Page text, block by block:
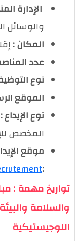
الإدارة
والوسائل
المكان :
عدد
نوع
الموقع
نوع الإيداع :
المخصص
موقع الإيداع
تواريخ مهمة :
والسلامة
اللوجيستيكية